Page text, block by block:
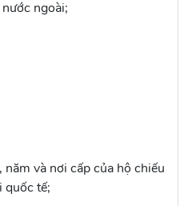
ngoài;
năm và nơi cấp của hộ chiếu
quốc tế;